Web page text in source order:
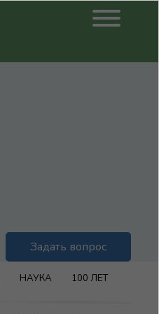
Задать вопрос
НАУКА 100 ЛЕТ